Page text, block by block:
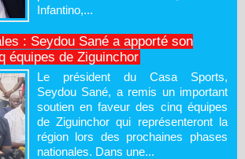
Infantino,...
: Seydou Sané a apporté son
équipes de Ziguinchor
Le président du Casa Sports,
Seydou Sané, a remis un important
soutien en faveur des cinq équipes
de Ziguinchor qui représenteront la
région lors des prochaines phases
nationales. Dans une...